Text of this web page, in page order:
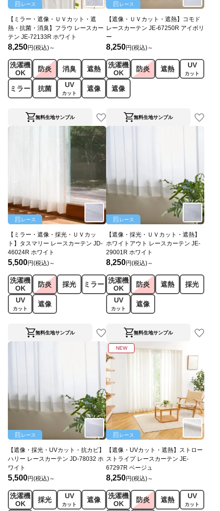
レース
【ミラー・遮像・ＵＶカット・遮
熱・抗菌・消臭】フラウ レースカー
テン JE-72133R ホワイト
8,250円(税込)～
洗濯機
OK
防炎 消臭 遮熱
ミラー 抗菌 UV
カット
遮像
無料生地サンプル
レース
【遮像・ＵＶカット・遮熱】コモド
レースカーテン JE-67250R アイボリ
ー
8,250円(税込)～
洗濯機
OK
防炎 遮熱 UV
カット
遮像
無料生地サンプル
レース
【ミラー・遮像・採光・ＵＶカッ
ト】タスマリー レースカーテン JD-
46024R ホワイト
5,500円(税込)～
洗濯機
OK
防炎 採光
ミラー
UV
カット
遮像
無料生地サンプル
レース
【遮像・採光・ＵＶカット・遮熱】
ホワイトアウト レースカーテン JE-
29001R ホワイト
8,250円(税込)～
洗濯機
OK
防炎 遮熱
採光
UV
カット
遮像
無料生地サンプル
レース
【遮像・採光・UVカット・抗カビ】
ハリー レースカーテン JD-78032 ホ
ワイト
5,500円(税込)～
洗濯機
OK
採光 UV
カット
遮像
NEW
レース
【遮像・UVカット・遮熱】ストロー
ストライプ レースカーテン JE-
67297R ベージュ
8,250円(税込)～
洗濯機
OK
防炎 遮熱 UV
カット